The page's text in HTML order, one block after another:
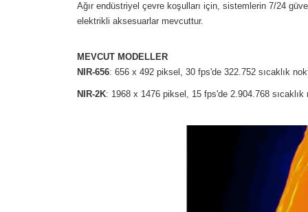
Ağır endüstriyel çevre koşulları için, sistemlerin 7/24
elektrikli aksesuarlar mevcuttur.
MEVCUT MODELLER
NIR-656: 656 x 492 piksel, 30 fps'de 322.752 sıcaklık
NIR-2K: 1968 x 1476 piksel, 15 fps'de 2.904.768 sıcaklık